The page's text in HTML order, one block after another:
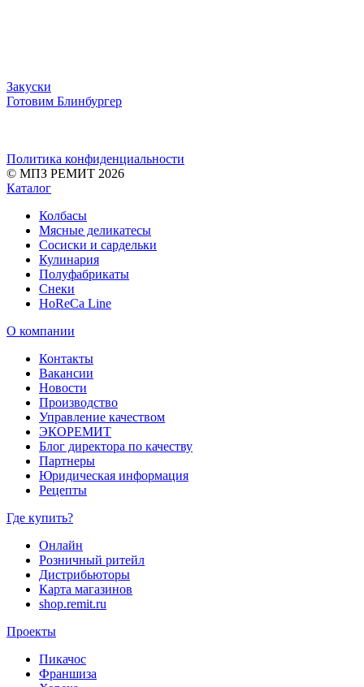
Закуски
Готовим Блинбургер
Политика конфиденциальности
© МПЗ РЕМИТ 2026
Каталог
Колбасы
Мясные деликатесы
Сосиски и сардельки
Кулинария
Полуфабрикаты
Снеки
HoReCa Line
О компании
Контакты
Вакансии
Новости
Производство
Управление качеством
ЭКОРЕМИТ
Блог директора по качеству
Партнеры
Юридическая информация
Рецепты
Где купить?
Онлайн
Розничный ритейл
Дистрибьюторы
Карта магазинов
shop.remit.ru
Проекты
Пикачос
Франшиза